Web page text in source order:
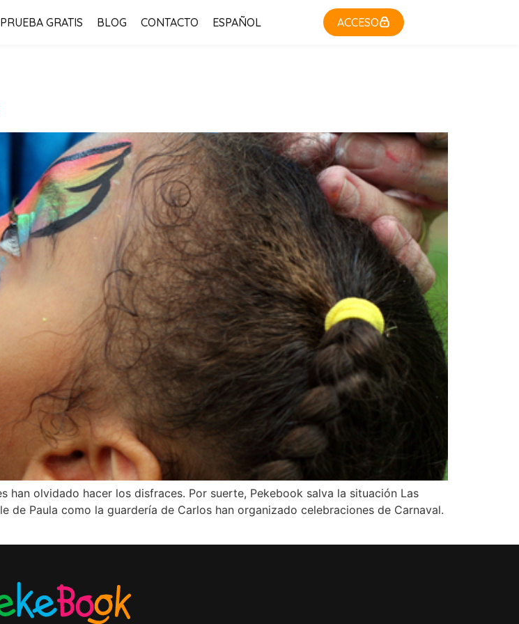
PRUEBA GRATIS BLOG CONTACTO ESPAÑOL ACCESO
han olvidado hacer los disfraces. Por suerte, Pekebook salva la situación Las
de Paula como la guardería de Carlos han organizado celebraciones de Carnaval.